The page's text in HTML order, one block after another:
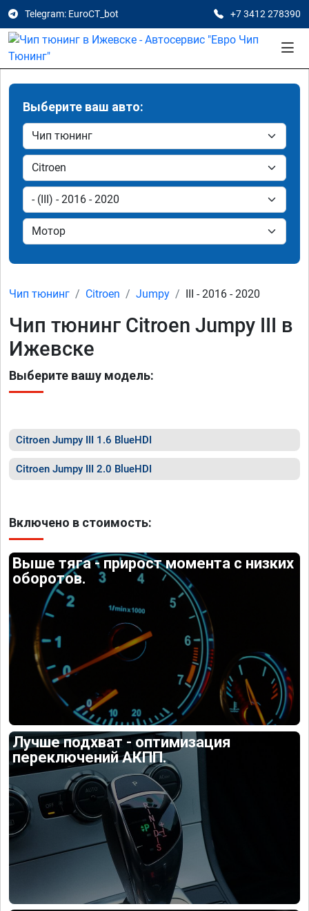
Telegram: EuroCT_bot +7 3412 278390
Выберите ваш авто:
Чип тюнинг Citroen Jumpy III - 2016 - 2020
Чип тюнинг Citroen Jumpy III в
Ижевске
Выберите вашу модель:
Citroen Jumpy III 1.6 BlueHDI
Citroen Jumpy III 2.0 BlueHDI
Включено в стоимость:
Выше тяга - прирост момента с низких
оборотов.
Лучше подхват - оптимизация
переключений АКПП.